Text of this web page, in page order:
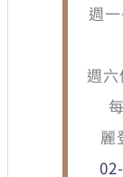
週
週
麗